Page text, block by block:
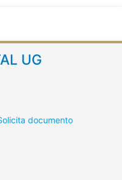
UG
documento